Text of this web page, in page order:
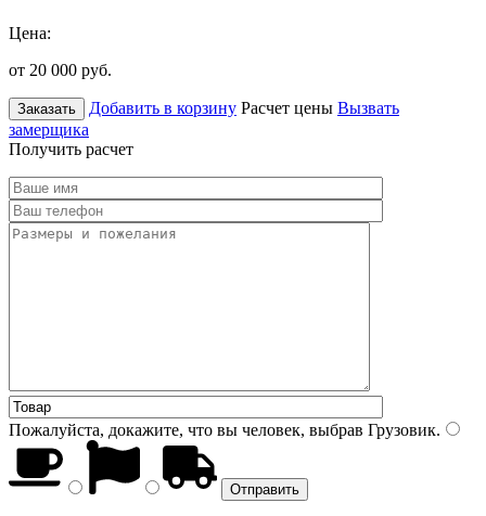
Цена:
от 20 000 руб.
Заказать Добавить в корзину Расчет цены Вызвать
замерщика
Получить расчет
Пожалуйста, докажите, что вы человек, выбрав Грузовик.